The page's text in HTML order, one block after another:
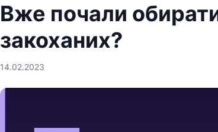
Вже почали
закоханих?
14.02.2023